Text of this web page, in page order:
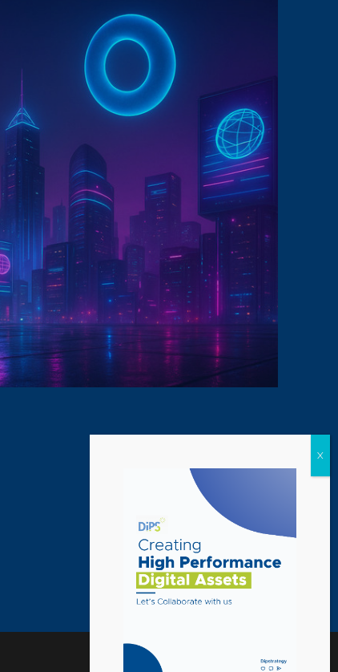
HOSTING
UNTUK
WEBSITE